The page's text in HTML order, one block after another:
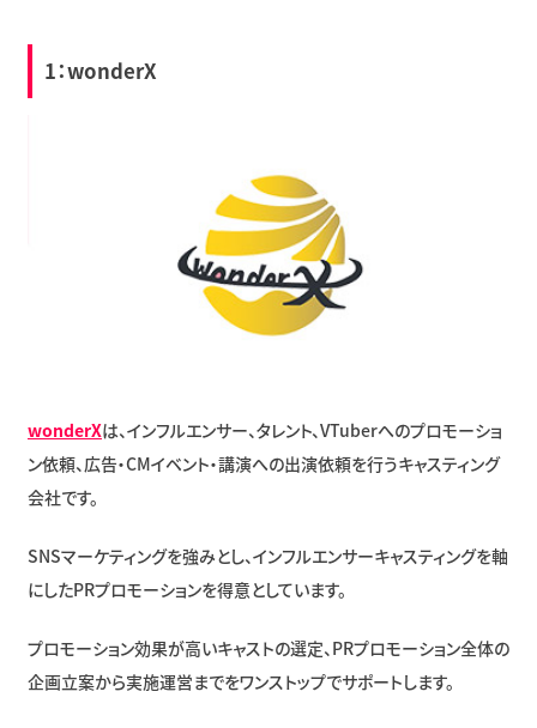
1：wonderX
wonderXは、インフルエンサー、タレント、VTuberへのプロモーショ
ン依頼、広告・CMイベント・講演への出演依頼を行うキャスティング
会社です。
SNSマーケティングを強みとし、インフルエンサーキャスティングを軸
にしたPRプロモーションを得意としています。
プロモーション効果が高いキャストの選定、PRプロモーション全体の
企画立案から実施運営までをワンストップでサポートします。